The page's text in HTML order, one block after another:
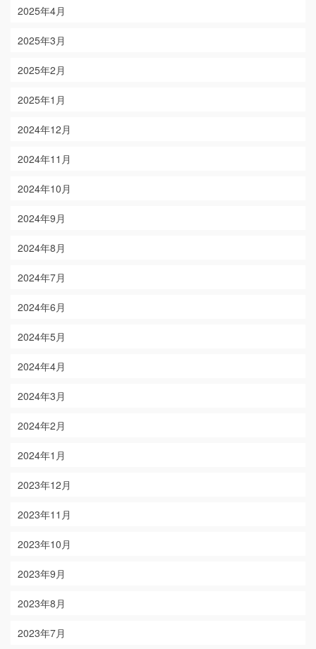
2025年4月
2025年3月
2025年2月
2025年1月
2024年12月
2024年11月
2024年10月
2024年9月
2024年8月
2024年7月
2024年6月
2024年5月
2024年4月
2024年3月
2024年2月
2024年1月
2023年12月
2023年11月
2023年10月
2023年9月
2023年8月
2023年7月